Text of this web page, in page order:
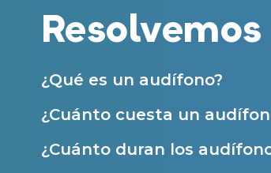
¿Qué es un audífono?
¿Cuánto cuesta un
¿Cuánto duran los
Servicios
Prueba auditiva
Prueba de audífonos
Financiación de audífonos
nuestras
Acepto la cesión de estos datos
solicitados, según se detalla en
Al hacer click en «Contáctanos»